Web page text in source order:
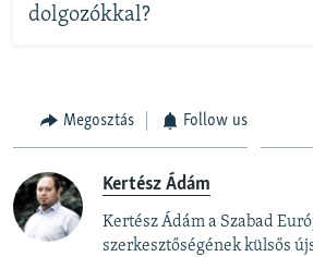
dolgozókkal?
Megosztás Follow us
Kertész Ádám
Kertész Ádám a Szabad
szerkesztőségének külsős